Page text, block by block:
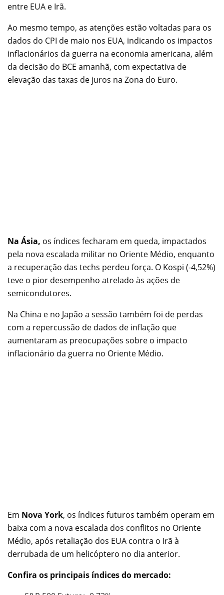
entre EUA e Irã.
Ao mesmo tempo, as atenções estão voltadas para os
dados do CPI de maio nos EUA, indicando os impactos
inflacionários da guerra na economia americana, além
da decisão do BCE amanhã, com expectativa de
elevação das taxas de juros na Zona do Euro.
Na Ásia, os índices fecharam em queda, impactados
pela nova escalada militar no Oriente Médio, enquanto
a recuperação das techs perdeu força. O Kospi (-4,52%)
teve o pior desempenho atrelado às ações de
semicondutores.
Na China e no Japão a sessão também foi de perdas
com a repercussão de dados de inflação que
aumentaram as preocupações sobre o impacto
inflacionário da guerra no Oriente Médio.
Em Nova York, os índices futuros também operam em
baixa com a nova escalada dos conflitos no Oriente
Médio, após retaliação dos EUA contra o Irã à
derrubada de um helicóptero no dia anterior.
Confira os principais índices do mercado: